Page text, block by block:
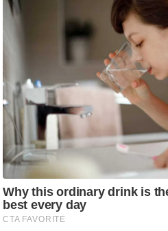
ली
फि
ल्म
स
मी
क्षा
B
r
e
a